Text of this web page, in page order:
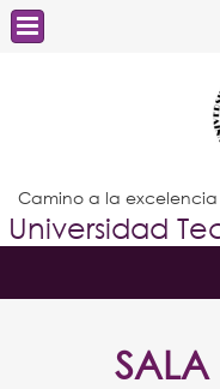
Camino a la
Universidad
SALA